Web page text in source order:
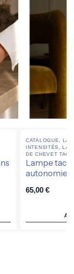
CATALOGUE
INTENSITÉS
,
DE CHEVET
Lampe
autonomie
65,00 €